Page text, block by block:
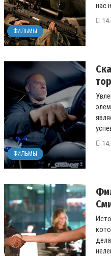
ФИЛЬМЫ
нас
ФИЛЬМЫ